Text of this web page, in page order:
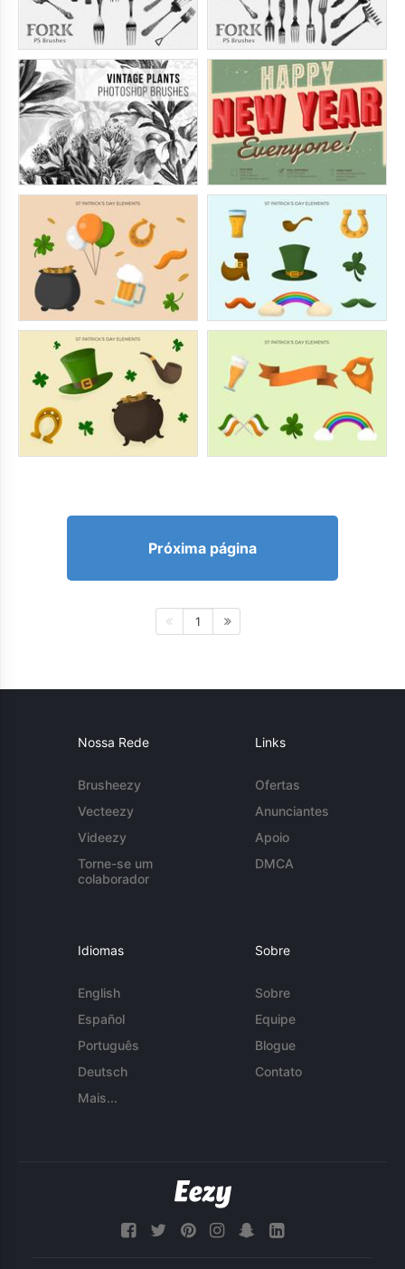
Próxima página
1
Nossa Rede
Brusheezy
Vecteezy
Videezy
Torne-se um
colaborador
Links
Ofertas
Anunciantes
Apoio
DMCA
Idiomas
English
Español
Português
Deutsch
Mais...
Sobre
Sobre
Equipe
Blogue
Contato